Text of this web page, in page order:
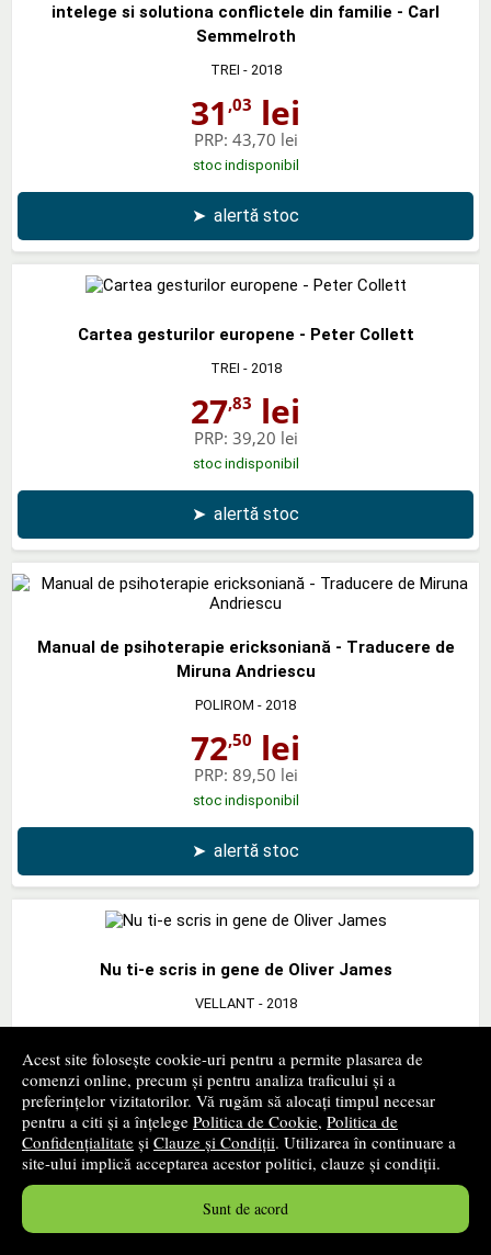
Acest site folosește cookie-uri pentru a permite plasarea de
comenzi online, precum și pentru analiza traficului și a
preferințelor vizitatorilor. Vă rugăm să alocați timpul necesar
pentru a citi și a înțelege Politica de Cookie, Politica de
Confidențialitate și Clauze și Condiții. Utilizarea în continuare a
site-ului implică acceptarea acestor politici, clauze și condiții.
Sunt de acord
intelege si solutiona conflictele din familie - Carl
Semmelroth
TREI - 2018
31 ,03 lei
PRP: 43,70 lei
stoc indisponibil
➤ alertă stoc
Cartea gesturilor europene - Peter Collett
TREI - 2018
27,83 lei
PRP: 39,20 lei
stoc indisponibil
➤ alertă stoc
Manual de psihoterapie ericksoniană - Traducere de
Miruna Andriescu
POLIROM - 2018
72,50 lei
PRP: 89,50 lei
stoc indisponibil
➤ alertă stoc
Nu ti-e scris in gene de Oliver James
VELLANT - 2018
31 lei
PRP:39,20 lei
stoc indisponibil
➤ alertă stoc